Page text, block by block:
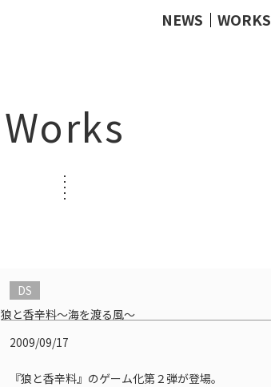
NEWS WORKS
Works
DS
狼と香辛料～海を渡る風～
2009/09/17
『狼と香辛料』のゲーム化第２弾が登場。